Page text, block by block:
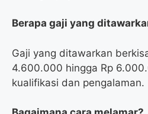
Berapa gaji yang
Gaji yang ditawarkan
4.600.000 hingga Rp
kualifikasi dan pengalaman.